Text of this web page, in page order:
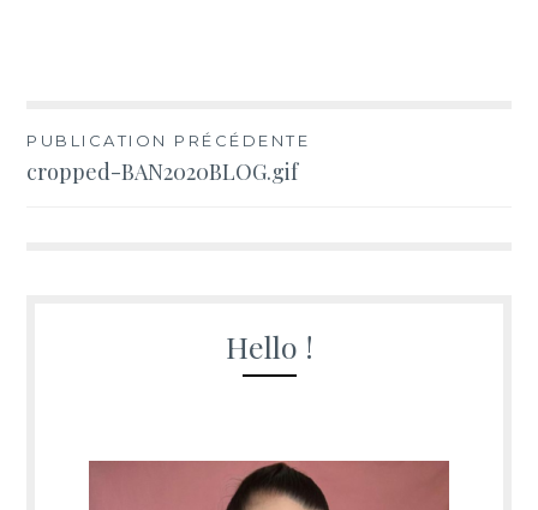
Navigation
de
PUBLICATION PRÉCÉDENTE
cropped-BAN2020BLOG.gif
Hello !